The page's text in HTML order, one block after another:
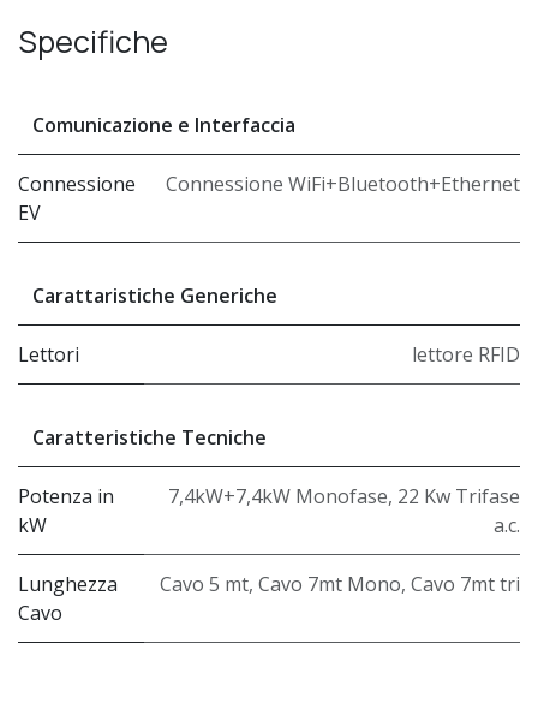
Specifiche
Comunicazione e Interfaccia
Connessione
EV
Connessione WiFi+Bluetooth+Ethernet
Carattaristiche Generiche
Lettori lettore RFID
Caratteristiche Tecniche
Potenza in
kW
7,4kW+7,4kW Monofase, 22 Kw Trifase
a.c.
Lunghezza
Cavo
Cavo 5 mt, Cavo 7mt Mono, Cavo 7mt tri